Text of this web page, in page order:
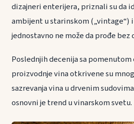
dizajneri enterijera, priznali su da
ambijent u starinskom
jednostavno ne može da prođe bez
Poslednjih decenija sa
proizvodnje vina otkrivene su
sazrevanja vina u drvenim
osnovni je trend u vinarskom svetu.